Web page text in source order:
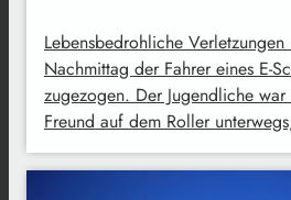
Lebensbedrohliche
Nachmittag der Fahrer eines E-
zugezogen. Der Jugendliche
Freund auf dem Roller